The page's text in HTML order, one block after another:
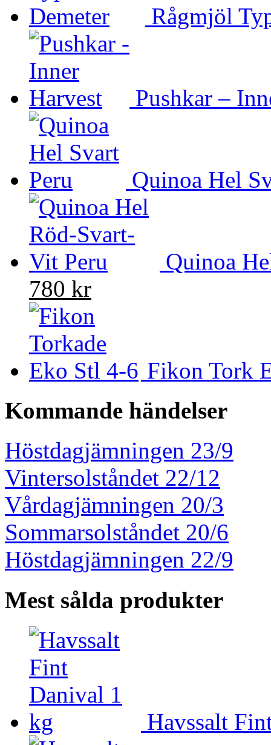
Rågmjöl
Pushkar –
Quinoa Hel
Quinoa
780 kr
Fikon Tork
Kommande händelser
Höstdagjämningen 23/9
Vintersolståndet 22/12
Vårdagjämningen 20/3
Sommarsolståndet 20/6
Höstdagjämningen 22/9
Mest sålda produkter
Havssalt